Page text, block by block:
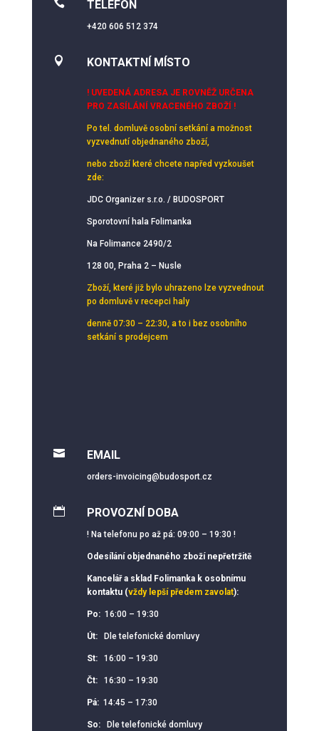
 TELEFON
+420 606 512 374
 KONTAKTNÍ MÍSTO
! UVEDENÁ ADRESA JE ROVNĚŽ URČENA
PRO ZASÍLÁNÍ VRACENÉHO ZBOŽÍ !
Po tel. domluvě osobní setkání a možnost
vyzvednutí objednaného zboží,
nebo zboží které chcete napřed vyzkoušet
zde:
JDC Organizer s.r.o. / BUDOSPORT
Sporotovní hala Folimanka
Na Folimance 2490/2
128 00, Praha 2 – Nusle
Zboží, které již bylo uhrazeno lze vyzvednout
po domluvě v recepci haly
denně 07:30 – 22:30, a to i bez osobního
setkání s prodejcem
 EMAIL
orders-invoicing@budosport.cz
 PROVOZNÍ DOBA
! Na telefonu po až pá: 09:00 – 19:30 !
Odesílání objednaného zboží nepřetržitě
Kancelář a sklad Folimanka k osobnímu
kontaktu (vždy lepší předem zavolat):
Po: 16:00 – 19:30
Út:Dle telefonické domluvy
St: 16:00 – 19:30
Čt: 16:30 – 19:30
Pá:14:45 – 17:30
So: Dle telefonické domluvy